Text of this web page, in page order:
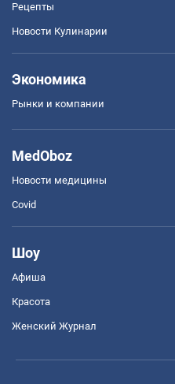
Рецепты
Новости Кулинарии
Экономика
Рынки и компании
MedOboz
Новости медицины
Covid
Шоу
Афиша
Красота
Женский Журнал